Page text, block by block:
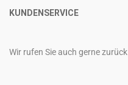
KUNDENSERVICE
Wir rufen Sie auch gerne zurück